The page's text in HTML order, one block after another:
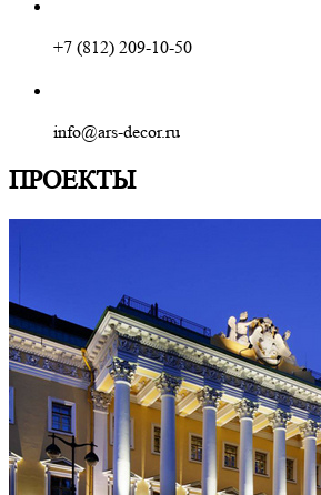
+7 (812) 209-10-50
info@ars-decor.ru
ПРОЕКТЫ